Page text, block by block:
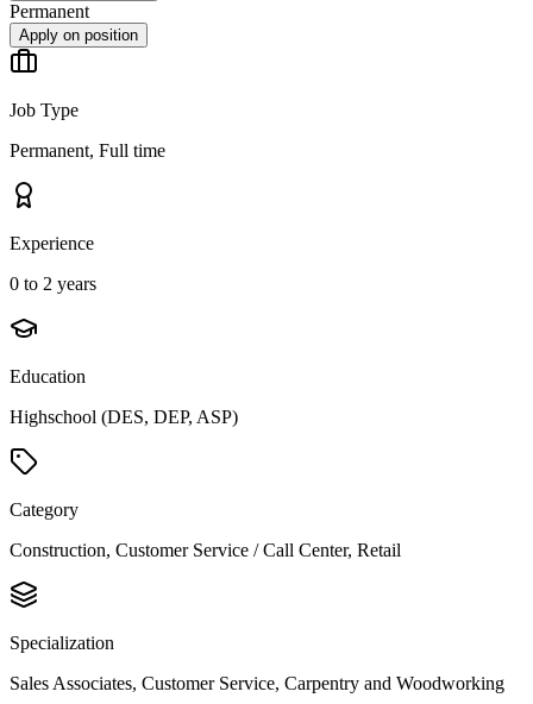
Permanent
Apply on position
Job Type
Permanent, Full time
Experience
0 to 2 years
Education
Highschool (DES, DEP, ASP)
Category
Construction, Customer Service / Call Center, Retail
Specialization
Sales Associates, Customer Service, Carpentry and Woodworking